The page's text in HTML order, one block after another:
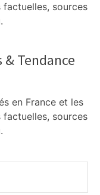
sources
Tendance
en France et les
sources